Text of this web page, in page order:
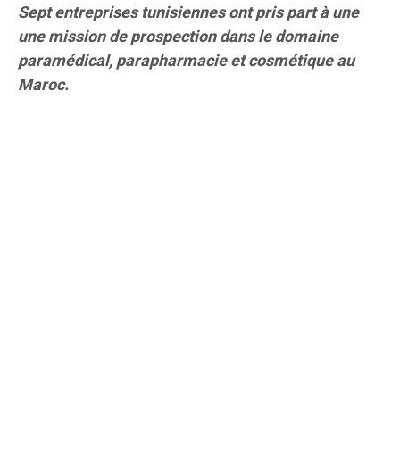
Sept entreprises tunisiennes ont pris part à une
une mission de prospection dans le domaine
paramédical, parapharmacie et cosmétique au
Maroc.